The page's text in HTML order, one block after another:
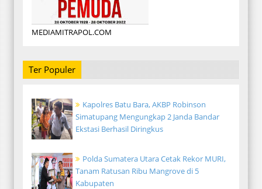
MEDIAMITRAPOL.COM
Ter Populer
Kapolres Batu Bara, AKBP Robinson
Simatupang Mengungkap 2 Janda Bandar
Ekstasi Berhasil Diringkus
Polda Sumatera Utara Cetak Rekor MURI,
Tanam Ratusan Ribu Mangrove di 5
Kabupaten